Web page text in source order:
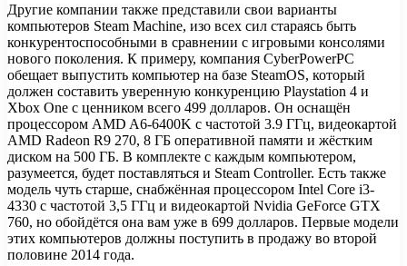
Другие компании также представили свои варианты
компьютеров Steam Machine, изо всех сил стараясь быть
конкурентоспособными в сравнении с игровыми консолями
нового поколения. К примеру, компания CyberPowerPC
обещает выпустить компьютер на базе SteamOS, который
должен составить уверенную конкуренцию Playstation 4 и
Xbox One с ценником всего 499 долларов. Он оснащён
процессором AMD A6-6400K с частотой 3.9 ГГц, видеокартой
AMD Radeon R9 270, 8 ГБ оперативной памяти и жёстким
диском на 500 ГБ. В комплекте с каждым компьютером,
разумеется, будет поставляться и Steam Controller. Есть также
модель чуть старше, снабжённая процессором Intel Core i3-
4330 с частотой 3,5 ГГц и видеокартой Nvidia GeForce GTX
760, но обойдётся она вам уже в 699 долларов. Первые модели
этих компьютеров должны поступить в продажу во второй
половине 2014 года.